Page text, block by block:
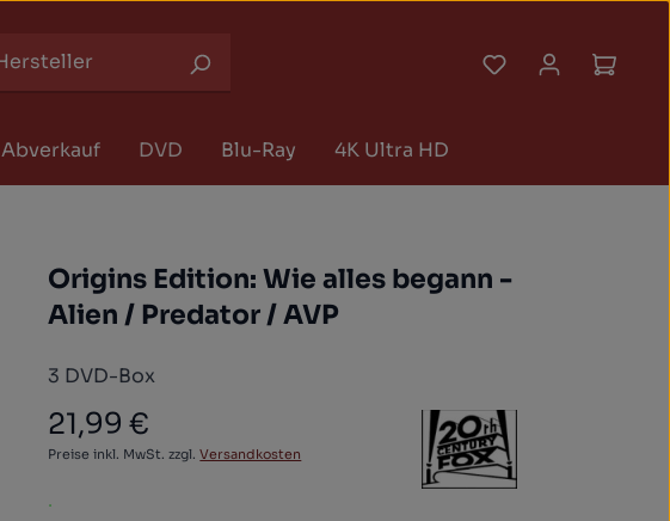
Du hast 0
Abverkauf DVD Blu-Ray 4K Ultra HD
Origins Edition: Wie alles begann -
Alien / Predator / AVP
3 DVD-Box
Regulärer Preis:
21,99 €
Preise inkl. MwSt. zzgl.Versandkosten
.